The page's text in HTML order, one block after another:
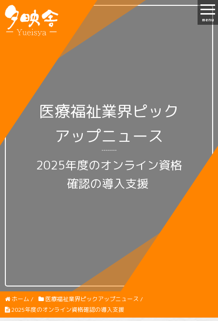
医療福祉業界ピック
アップニュース
2025年度のオンライン資格
確認の導入支援
menu
ホーム / 医療福祉業界ピックアップニュース /
2025年度のオンライン資格確認の導入支援